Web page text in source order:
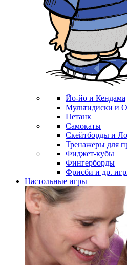
Йо-йо и Кендама
Мультидиски и
Петанк
Самокаты
Скейтборды и
Тренажеры для
Фиджет-кубы
Фингерборды
Фрисби и др.
Настольные игры